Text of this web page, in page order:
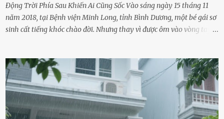
Động Trời Phía Sau Khiến Ai Cũng Sốc Vào sáng ngày 15 tháng 11
năm 2018, tại Bệnh viện Minh Long, tỉnh Bình Dương, một bé gái sơ
sinh cất tiếng khóc chào đời. Nhưng thay vì được ôm vào vòng tay
hảo, địa vị cao sang của ông Trần Quốc Tùng xem như điềm gở. Ông
Tùng, một doanh nhân quyền lực có tiếng ở Bình Dương, cùng vợ là
bà Đỗ Thị Nga, lập tức ra quyết định nhẫn tâm: bỏ lại đứa trẻ. Họ
viện cớ “không đủ khả năng nuôi dưỡng” và ký vào giấy từ chối
quyền giám hộ, yêu cầu bệnh viện xử lý bé như một trường hợp bị